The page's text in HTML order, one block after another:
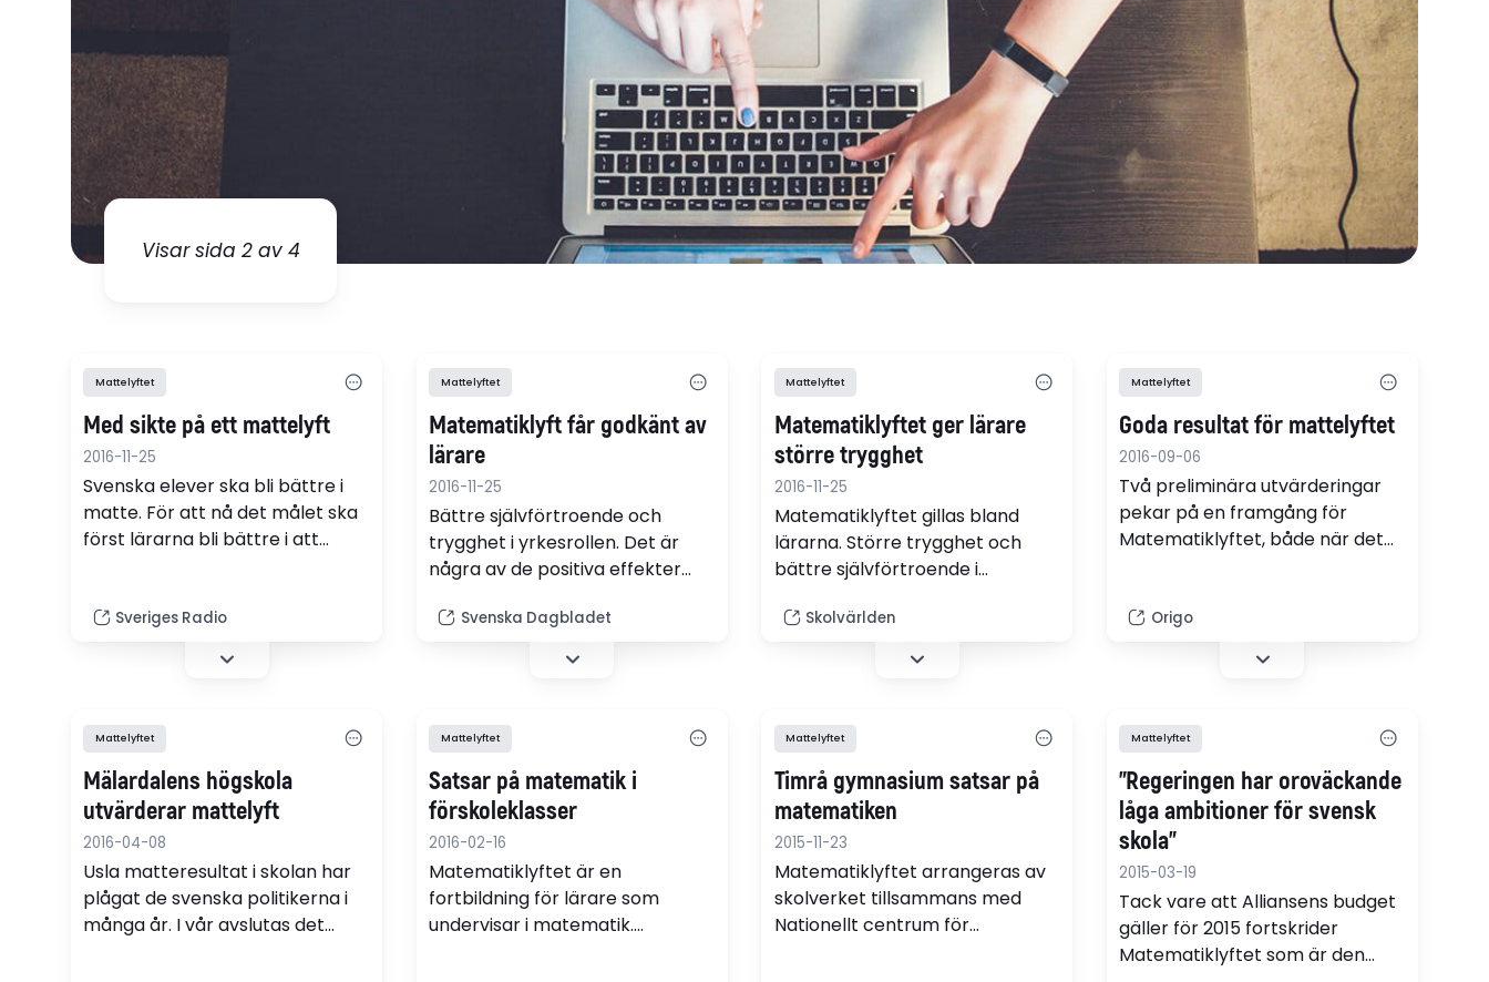
Visar sida 2 av 4
Mattelyftet
Med sikte på ett mattelyft
2016-11-25
Svenska elever ska bli bättre i
matte. För att nå det målet ska
först lärarna bli bättre i att
Sveriges Radio
Mattelyftet
Matematiklyft får godkänt av
lärare
2016-11-25
Bättre självförtroende och
trygghet i yrkesrollen. Det är
några av de positiva effekter
att ha deltagit i Skolverkets
satsning för att utveckla
Svenska Dagbladet
Mattelyftet
Matematiklyftet ger lärare
större trygghet
2016-11-25
Matematiklyftet gillas bland
lärarna. Större trygghet och
bättre självförtroende i
effekterna enligt Skolverkets
undersökning.
Skolvärlden
Mattelyftet
Goda resultat för mattelyftet
2016-09-06
Två preliminära utvärderingar
pekar på en framgång för
Matematiklyftet, både när det
många friskolor valt att ställa sig
Origo
Mattelyftet
Mälardalens högskola
utvärderar mattelyft
2016-04-08
Usla matteresultat i skolan har
plågat de svenska politikerna i
många år. I vår avslutas det
Mattelyftet
Satsar på matematik i
förskoleklasser
2016-02-16
Matematiklyftet är en
fortbildning för lärare som
undervisar i matematik.
Mattelyftet
Timrå gymnasium satsar på
matematiken
2015-11-23
Matematiklyftet arrangeras av
skolverket tillsammans med
Nationellt centrum för
Mattelyftet
”Regeringen har oroväckande
låga ambitioner för svensk
skola”
2015-03-19
Tack vare att Alliansens budget
gäller för 2015 fortskrider
Matematiklyftet som är den